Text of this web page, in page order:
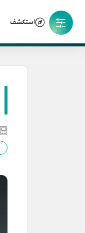
استكشف